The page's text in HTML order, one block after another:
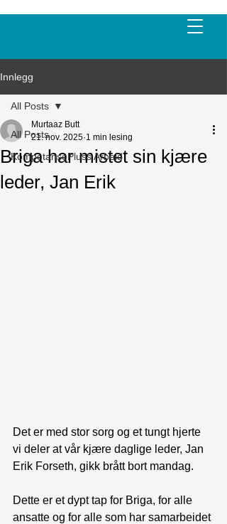
Innlegg
All Posts
KompetansePluss Arbeid
All Posts
Briga har mistet sin kjære
leder, Jan Erik
Murtaaz Butt
21. nov. 2025 1 min lesing
Det er med stor sorg og et tungt hjerte
vi deler at vår kjære daglige leder, Jan
Erik Forseth, gikk brått bort mandag.
Dette er et dypt tap for Briga, for alle
ansatte og for alle som har samarbeidet